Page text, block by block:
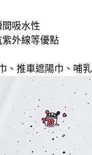
吸水性
外線等優點
、推車遮陽巾、哺